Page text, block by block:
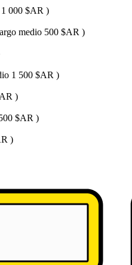
000 $AR )
medio 500 $AR )
1 500 $AR )
)
$AR )
)